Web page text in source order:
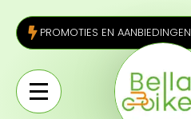
PROMOTIES EN AANBIEDINGEN